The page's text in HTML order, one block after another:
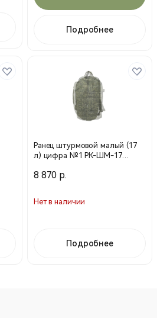
Подробнее
Ранец штурмовой малый (17
л) цифра №1 РК-ШМ-17
8 870 р.
Нет в наличии
Подробнее